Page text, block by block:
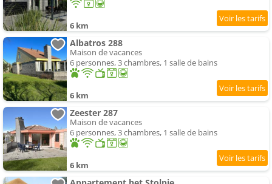
6 km
Albatros 288
Maison de vacances
6 personnes, 3 chambres, 1 salle de bains
6 km
Zeester 287
Maison de vacances
6 personnes, 3 chambres, 1 salle de bains
6 km